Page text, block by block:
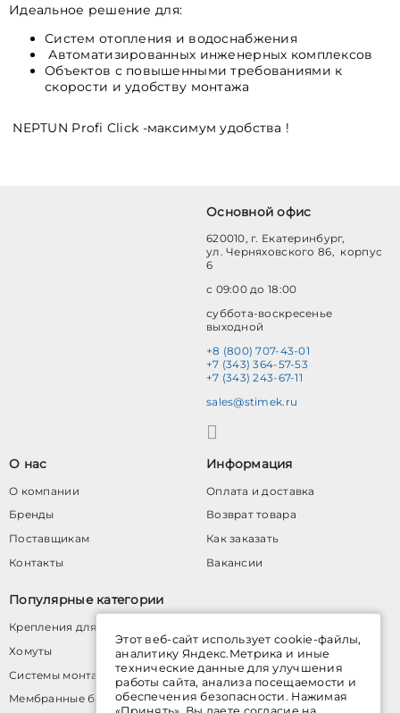
Идеальное решение для:
Систем отопления и водоснабжения
Автоматизированных инженерных комплексов
Объектов с повышенными требованиями к
скорости и удобству монтажа
NEPTUN Profi Click -максимум удобства !
Основной офис
620010, г. Екатеринбург,
ул. Черняховского 86, корпус
6
с 09:00 до 18:00
суббота-воскресенье
выходной
+8 (800) 707-43-01
+7 (343) 364-57-53
+7 (343) 243-67-11
sales@stimek.ru
О нас
О компании
Бренды
Поставщикам
Контакты
Информация
Оплата и доставка
Возврат товара
Как заказать
Вакансии
Популярные категории
Крепления для труб
Хомуты
Системы монтажных профилей
Мембранные баки для водоснабжения
Этот веб-сайт использует cookie-файлы,
аналитику Яндекс.Метрика и иные
технические данные для улучшения
работы сайта, анализа посещаемости и
обеспечения безопасности. Нажимая